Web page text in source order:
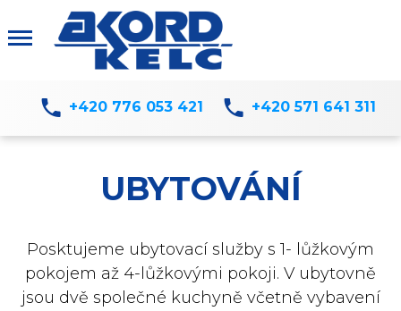
+420 776 053 421 +420 571 641 311
UBYTOVÁNÍ
Posktujeme ubytovací služby s 1- lůžkovým
pokojem až 4-lůžkovými pokoji. V ubytovně
jsou dvě společné kuchyně včetně vybavení